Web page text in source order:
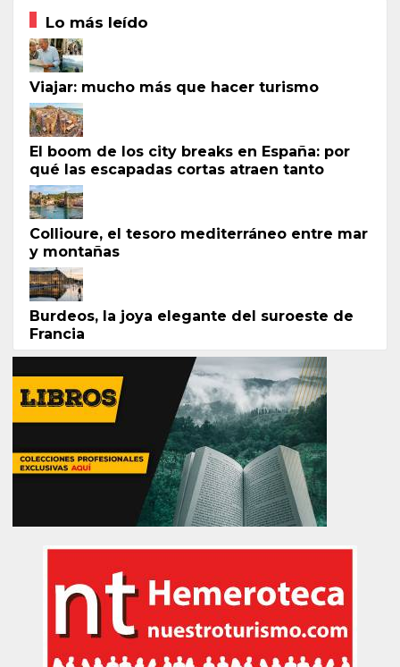
Lo más leído
Viajar: mucho más que hacer turismo
El boom de los city breaks en España: por
qué las escapadas cortas atraen tanto
Collioure, el tesoro mediterráneo entre mar
y montañas
Burdeos, la joya elegante del suroeste de
Francia